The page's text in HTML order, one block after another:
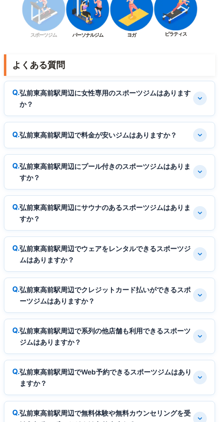
スポーツジム パーソナルジム ヨガ ピラティス
よくある質問
弘前東高前駅周辺に女性専用のスポーツジムはあります
か？
弘前東高前駅周辺で料金が安いジムはありますか？
弘前東高前駅周辺にプール付きのスポーツジムはありま
すか？
弘前東高前駅周辺にサウナのあるスポーツジムはありま
すか？
弘前東高前駅周辺でウェアをレンタルできるスポーツジ
ムはありますか？
弘前東高前駅周辺でクレジットカード払いができるスポ
ーツジムはありますか？
弘前東高前駅周辺で系列の他店舗も利用できるスポーツ
ジムはありますか？
弘前東高前駅周辺でWeb予約できるスポーツジムはあり
ますか？
弘前東高前駅周辺で無料体験や無料カウンセリングを受